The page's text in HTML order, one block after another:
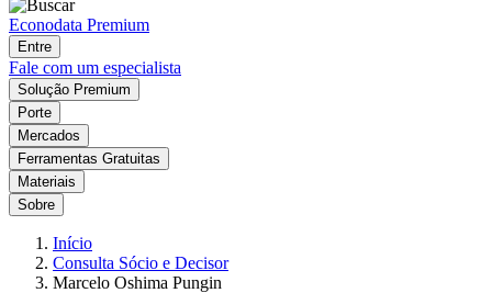
Econodata Premium
Entre
Fale com um especialista
Solução Premium
Porte
Mercados
Ferramentas Gratuitas
Materiais
Sobre
Início
Consulta Sócio e Decisor
Marcelo Oshima Pungin